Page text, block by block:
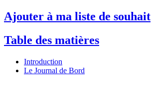
Ajouter à ma liste de souhait
Table des matières
Introduction
Le Journal de Bord